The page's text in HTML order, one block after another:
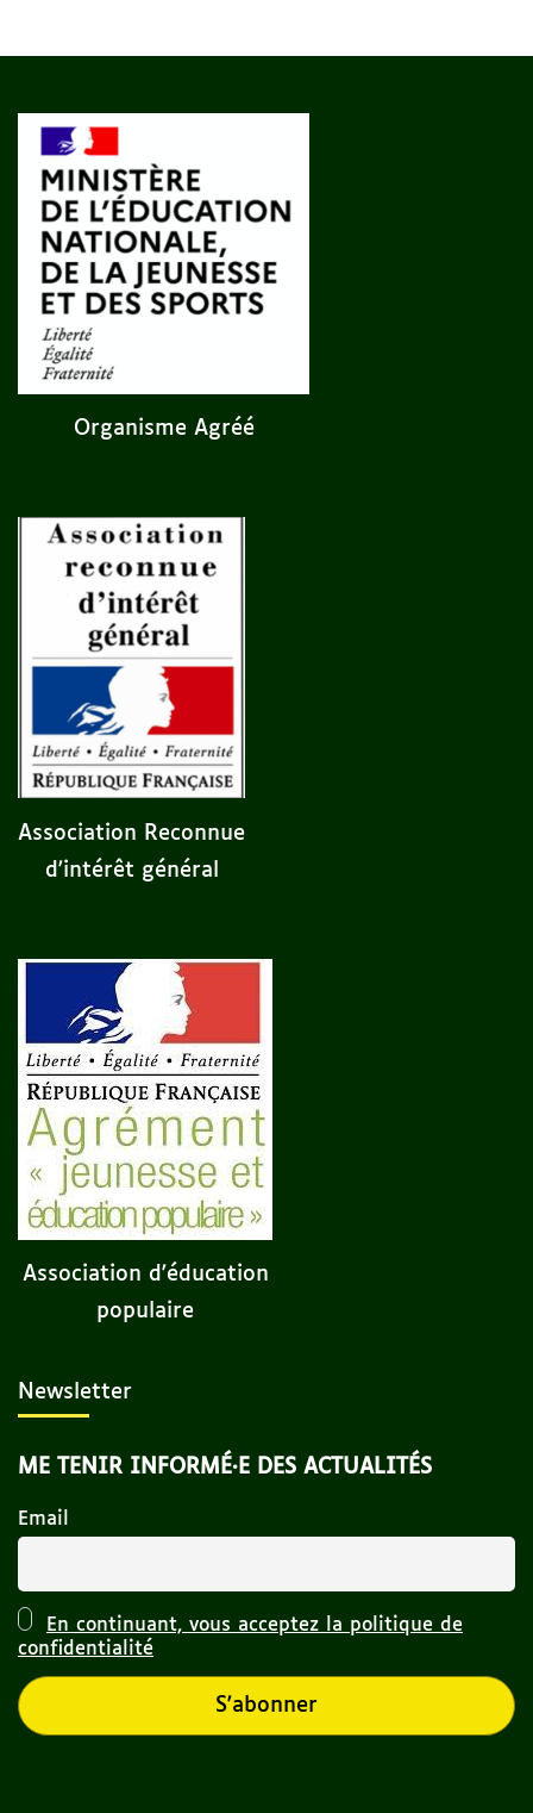
Organisme Agréé
Association Reconnue
d'intérêt général
Association d'éducation
populaire
Newsletter
ME TENIR INFORMÉ·E DES ACTUALITÉS
Email
En continuant, vous acceptez la politique de
confidentialité